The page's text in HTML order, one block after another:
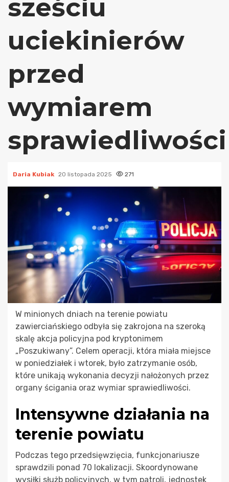
sześciu
uciekinierów
przed
wymiarem
sprawiedliwości
Daria Kubiak 20 listopada 2025 271
W minionych dniach na terenie powiatu
zawierciańskiego odbyła się zakrojona na szeroką
skalę akcja policyjna pod kryptonimem
„Poszukiwany”. Celem operacji, która miała miejsce
w poniedziałek i wtorek, było zatrzymanie osób,
które unikają wykonania decyzji nałożonych przez
organy ścigania oraz wymiar sprawiedliwości.
Intensywne działania na
terenie powiatu
Podczas tego przedsięwzięcia, funkcjonariusze
sprawdzili ponad 70 lokalizacji. Skoordynowane
wysiłki służb policyjnych, w tym patroli, jednostek